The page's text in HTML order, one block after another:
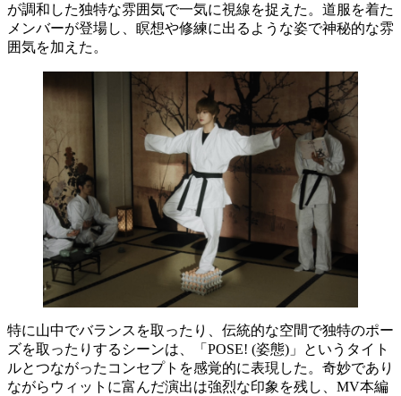
が調和した独特な雰囲気で一気に視線を捉えた。道服を着た
メンバーが登場し、瞑想や修練に出るような姿で神秘的な雰
囲気を加えた。
特に山中でバランスを取ったり、伝統的な空間で独特のポー
ズを取ったりするシーンは、「POSE! (姿態)」というタイト
ルとつながったコンセプトを感覚的に表現した。奇妙であり
ながらウィットに富んだ演出は強烈な印象を残し、MV本編